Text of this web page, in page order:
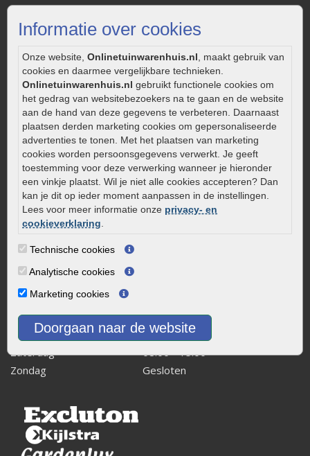
Informatie over cookies
Onze website, Onlinetuinwarenhuis.nl , maakt gebruik van
cookies en daarmee vergelijkbare technieken.
Onlinetuinwarenhuis.nl gebruikt functionele cookies om
het gedrag van websitebezoekers na te gaan en de website
aan de hand van deze gegevens te verbeteren. Daarnaast
plaatsen derden marketing cookies om gepersonaliseerde
advertenties te tonen. Met het plaatsen van marketing
cookies worden persoonsgegevens verwerkt. Je geeft
toestemming voor deze verwerking wanneer je hieronder
een vinkje plaatst. Wil je niet alle cookies accepteren? Dan
kan je dit op ieder moment aanpassen in de instellingen.
Lees voor meer informatie onze privacy- en
cookieverklaring
Technische cookies
Analytische cookies
Marketing cookies
Doorgaan naar de website
Welke tuinstijl past bij mij
Strakke tuin inrichten
Onderhoud van gebakken bestrating
Aanlegtips voor gebakken bestrating
Zelf een terras aanleggen
Kleine stadstuin inrichten
0320 – 219170
Kaapstanderweg 41
8243 RB Lelystad
info@onlinetuinwarenhuis.nl
Routebeschrijving
Dinsdag
Woensdag
Donderdag
08:00 - 17:00
Vrijdag
08:00 - 17:00
Zaterdag
08:00 - 15.00
Zondag
Gesloten